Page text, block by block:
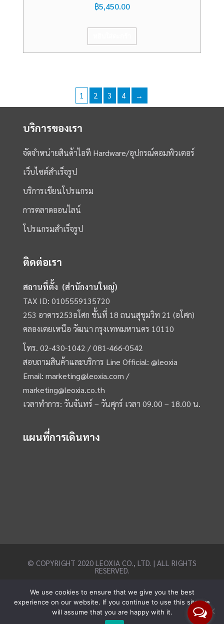
฿5,450.00
1 2 3 4 →
บริการของเรา
จัดจำหน่ายสินค้าไอที Hardware/อุปกรณ์คอมพิวเตอร์
เว็บไซต์สำเร็จรูป
บริการเขียนโปรแกรม
การตลาดออนไลน์
โปรแกรมสำเร็จรูป
ติดต่อเรา
สถานที่ตั้ง (สำนักงานใหญ่)
TAX ID: 0105559135720
253 อาคาร253อโศก ชั้นที่ 18 ถนนสุขุมวิท 21 (อโศก)
คลองเตยเหนือ วัฒนา กรุงเทพมหานคร 10110
โทร.02-430-1042 /081-466-0542
สอบถามสินค้าและบริการ Line Official:@leoxia
Email:marketing@leoxia.com /
marketing@leoxia.co.th
เวลาทำการ: วันจันทร์ – วันศุกร์ เวลา 09.00 – 18.00 น.
แผนที่การเดินทาง
© COPYRIGHT 2020 LEOXIA CO., LTD. | ALL RIGHTS
RESERVED.
We use cookies to ensure that we give you the best
experience on our website. If you continue to use this site we
will assume that you are happy with it.